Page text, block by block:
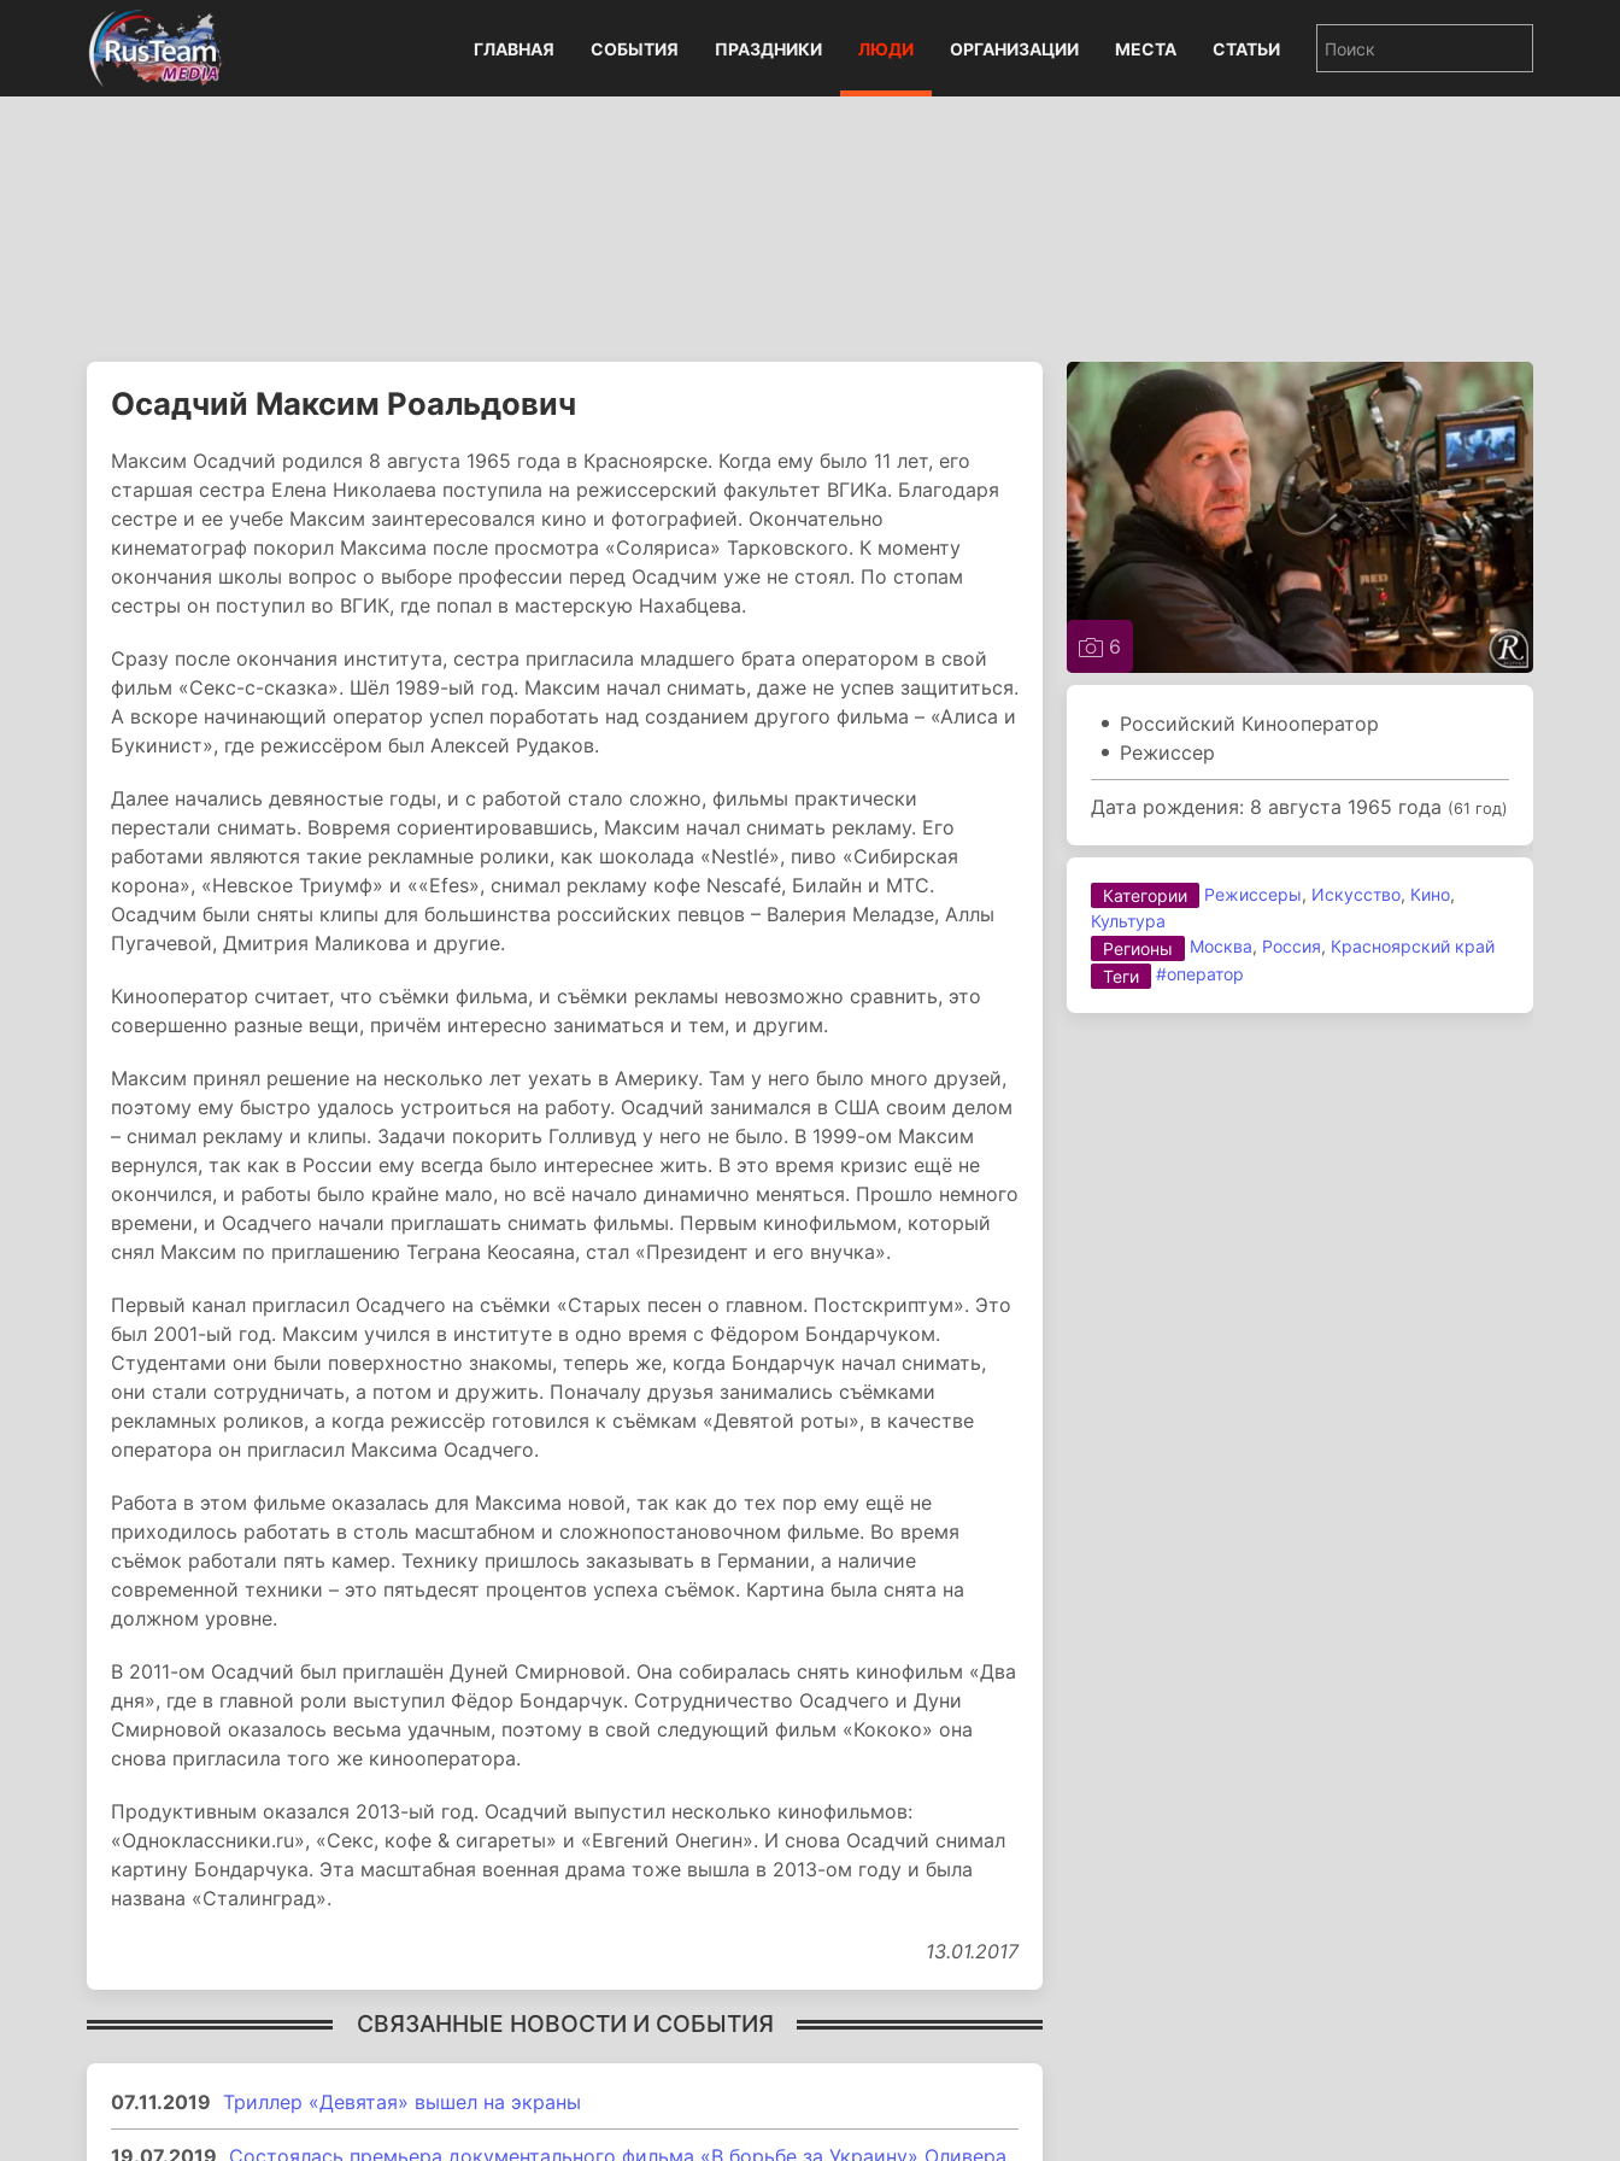
ГЛАВНАЯ СОБЫТИЯ ПРАЗДНИКИ ЛЮДИ ОРГАНИЗАЦИИ МЕСТА СТАТЬИ
Осадчий Максим Роальдович
Максим Осадчий родился 8 августа 1965 года в Красноярске. Когда ему было 11 лет, его
старшая сестра Елена Николаева поступила на режиссерский факультет ВГИКа. Благодаря
сестре и ее учебе Максим заинтересовался кино и фотографией. Окончательно
кинематограф покорил Максима после просмотра «Соляриса» Тарковского. К моменту
окончания школы вопрос о выборе профессии перед Осадчим уже не стоял. По стопам
сестры он поступил во ВГИК, где попал в мастерскую Нахабцева.
Сразу после окончания института, сестра пригласила младшего брата оператором в свой
фильм «Секс-с-сказка». Шёл 1989-ый год. Максим начал снимать, даже не успев защититься.
А вскоре начинающий оператор успел поработать над созданием другого фильма – «Алиса и
Букинист», где режиссёром был Алексей Рудаков.
Далее начались девяностые годы, и с работой стало сложно, фильмы практически
перестали снимать. Вовремя сориентировавшись, Максим начал снимать рекламу. Его
работами являются такие рекламные ролики, как шоколада «Nestlé», пиво «Сибирская
корона», «Невское Триумф» и ««Efes», снимал рекламу кофе Nescafé, Билайн и МТС.
Осадчим были сняты клипы для большинства российских певцов – Валерия Меладзе, Аллы
Пугачевой, Дмитрия Маликова и другие.
Кинооператор считает, что съёмки фильма, и съёмки рекламы невозможно сравнить, это
совершенно разные вещи, причём интересно заниматься и тем, и другим.
Максим принял решение на несколько лет уехать в Америку. Там у него было много друзей,
поэтому ему быстро удалось устроиться на работу. Осадчий занимался в США своим делом
– снимал рекламу и клипы. Задачи покорить Голливуд у него не было. В 1999-ом Максим
вернулся, так как в России ему всегда было интереснее жить. В это время кризис ещё не
окончился, и работы было крайне мало, но всё начало динамично меняться. Прошло немного
времени, и Осадчего начали приглашать снимать фильмы. Первым кинофильмом, который
снял Максим по приглашению Теграна Кеосаяна, стал «Президент и его внучка».
Первый канал пригласил Осадчего на съёмки «Старых песен о главном. Постскриптум». Это
был 2001-ый год. Максим учился в институте в одно время с Фёдором Бондарчуком.
Студентами они были поверхностно знакомы, теперь же, когда Бондарчук начал снимать,
они стали сотрудничать, а потом и дружить. Поначалу друзья занимались съёмками
рекламных роликов, а когда режиссёр готовился к съёмкам «Девятой роты», в качестве
оператора он пригласил Максима Осадчего.
Работа в этом фильме оказалась для Максима новой, так как до тех пор ему ещё не
приходилось работать в столь масштабном и сложнопостановочном фильме. Во время
съёмок работали пять камер. Технику пришлось заказывать в Германии, а наличие
современной техники – это пятьдесят процентов успеха съёмок. Картина была снята на
должном уровне.
В 2011-ом Осадчий был приглашён Дуней Смирновой. Она собиралась снять кинофильм «Два
дня», где в главной роли выступил Фёдор Бондарчук. Сотрудничество Осадчего и Дуни
Смирновой оказалось весьма удачным, поэтому в свой следующий фильм «Кококо» она
снова пригласила того же кинооператора.
Продуктивным оказался 2013-ый год. Осадчий выпустил несколько кинофильмов:
«Одноклассники.ru», «Секс, кофе & сигареты» и «Евгений Онегин». И снова Осадчий снимал
картину Бондарчука. Эта масштабная военная драма тоже вышла в 2013-ом году и была
названа «Сталинград».
13.01.2017
СВЯЗАННЫЕ НОВОСТИ И СОБЫТИЯ
07.11.2019 Триллер «Девятая» вышел на экраны
19.07.2019 Состоялась премьера документального фильма «В борьбе за Украину» Оливера
6
Российский Кинооператор
Режиссер
Дата рождения: 8 августа 1965 года (61 год)
Категории Режиссеры, Искусство, Кино,
Культура
Регионы
Москва, Россия, Красноярский край
Теги
#оператор